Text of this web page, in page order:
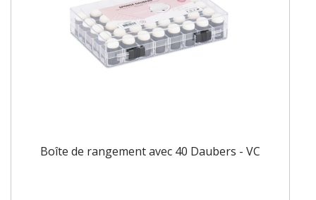
Boîte de rangement avec 40 Daubers - VC